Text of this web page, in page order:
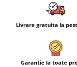
Livrare gratuita la
Garantie la toate